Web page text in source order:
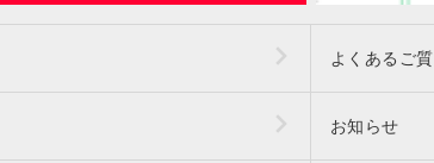
よくあるご
お知らせ